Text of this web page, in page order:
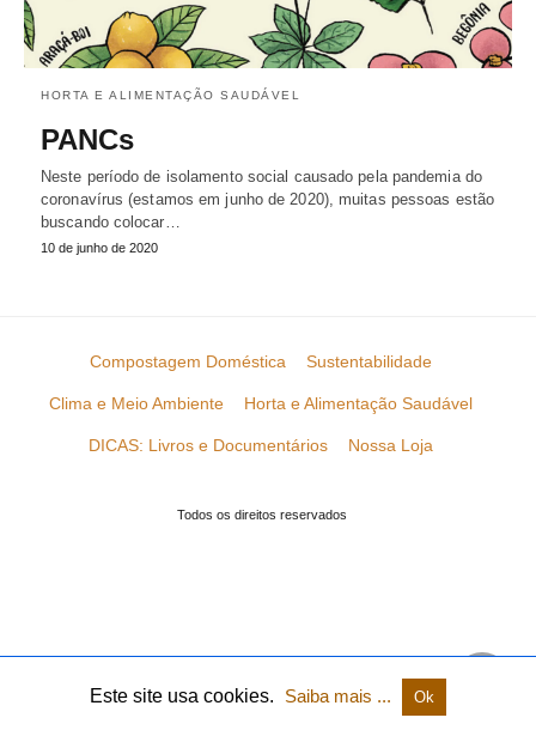
HORTA E ALIMENTAÇÃO SAUDÁVEL
PANCs
Neste período de isolamento social causado pela pandemia do
coronavírus (estamos em junho de 2020), muitas pessoas estão
buscando colocar…
10 de junho de 2020
Compostagem Doméstica Sustentabilidade
Clima e Meio Ambiente Horta e Alimentação Saudável
DICAS: Livros e Documentários Nossa Loja
Todos os direitos reservados
Este site usa cookies. Saiba mais ... Ok